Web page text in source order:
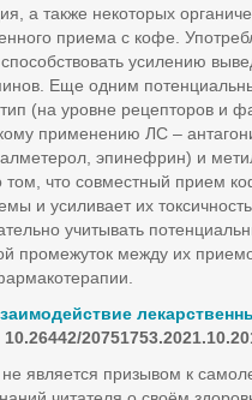
а также некоторых
приема с кофе.
усилению
Еще одним
(на уровне рецепторов и
применению ЛС –
эпинефрин) и
что совместный прием
и усиливает их
учитывать
промежуток между их
является призывом к